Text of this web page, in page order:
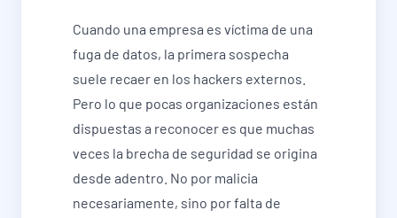
Cuando una empresa es víctima de una
fuga de datos, la primera sospecha
suele recaer en los hackers externos.
Pero lo que pocas organizaciones están
dispuestas a reconocer es que muchas
veces la brecha de seguridad se origina
desde adentro. No por malicia
necesariamente, sino por falta de